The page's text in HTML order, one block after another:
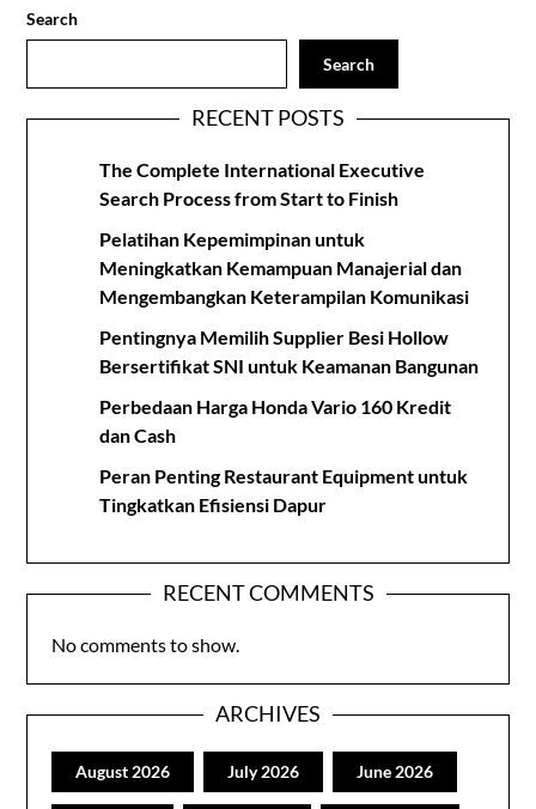
Search
Search
RECENT POSTS
The Complete International Executive
Search Process from Start to Finish
Pelatihan Kepemimpinan untuk
Meningkatkan Kemampuan Manajerial dan
Mengembangkan Keterampilan Komunikasi
Pentingnya Memilih Supplier Besi Hollow
Bersertifikat SNI untuk Keamanan Bangunan
Perbedaan Harga Honda Vario 160 Kredit
dan Cash
Peran Penting Restaurant Equipment untuk
Tingkatkan Efisiensi Dapur
RECENT COMMENTS
No comments to show.
ARCHIVES
August 2026 July 2026 June 2026